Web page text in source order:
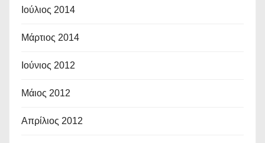
Ιούλιος 2014
Μάρτιος 2014
Ιούνιος 2012
Μάιος 2012
Απρίλιος 2012